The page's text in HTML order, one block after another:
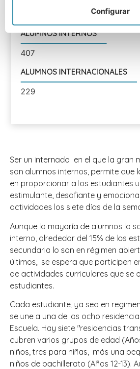
ALUMNOS INTERNOS
407
ALUMNOS INTERNACIONALES
229
Ser un internado en el que la gran
son alumnos internos, permite que
en proporcionar a los estudiantes
estimulante, desafiante y
actividades los siete días de la
Aunque la mayoría de alumnos lo
interno, alrededor del 15% de los
secundaria lo son en régimen
últimos, se espera que participen
de actividades curriculares que se
estudiantes.
Cada estudiante, ya sea en
se une a una de las ocho
Escuela. Hay siete "residencias
cubren varios grupos de edad
niños, tres para niñas, más una
niños de bachillerato (Años 12-13).
Configurar